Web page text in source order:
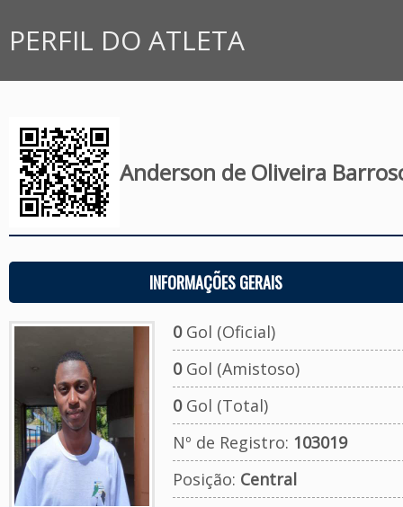
PERFIL DO ATLETA
Anderson de Oliveira
INFORMAÇÕES GERAIS
0Gol (Oficial)
0Gol (Amistoso)
0Gol (Total)
Nº de Registro: 103019
Posição: Central